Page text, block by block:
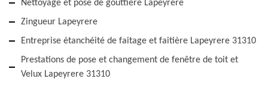
Nettoyage et pose de gouttière Lapeyrere
Zingueur Lapeyrere
Entreprise étanchéité de faitage et faitière Lapeyrere 31310
Prestations de pose et changement de fenêtre de toit et
Velux Lapeyrere 31310